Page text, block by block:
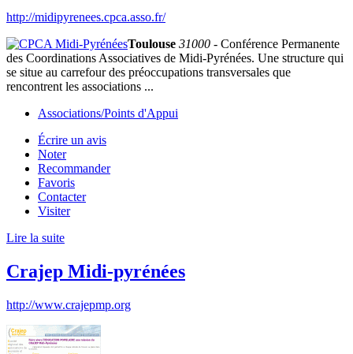
http://midipyrenees.cpca.asso.fr/
Toulouse 31000 - Conférence Permanente
des Coordinations Associatives de Midi-Pyrénées. Une structure qui
se situe au carrefour des préoccupations transversales que
rencontrent les associations ...
Associations/Points d'Appui
Écrire un avis
Noter
Recommander
Favoris
Contacter
Visiter
Lire la suite
Crajep Midi-pyrénées
http://www.crajepmp.org